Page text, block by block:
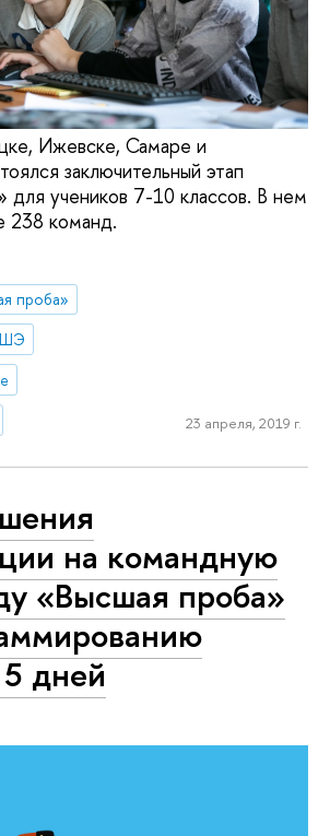
Ижевске, Самаре и
заключительный этап
для учеников 7-10 классов. В нем
238 команд.
проба»
23 апреля, 2019 г.
на командную
«Высшая проба»
дней